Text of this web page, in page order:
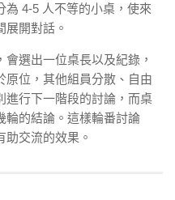
為 4-5 人不等的小桌，使來
展開對話。
選出一位桌長以及紀錄，
原位，其他組員分散、自由
進行下一階段的討論，而桌
輪的結論。這樣輪番討論
交流的效果。